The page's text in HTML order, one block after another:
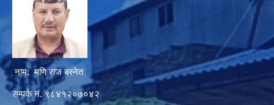
नाम: मणि राज बस्नेत
सम्पर्क नं. ९८४१२०७०४२